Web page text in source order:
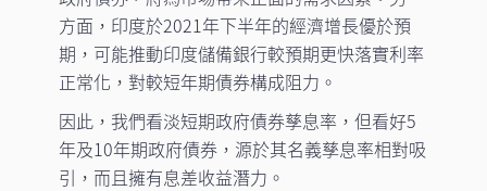
方面，印度於2021年下半年的經濟增長優於預
期，可能推動印度儲備銀行較預期更快落實利率
正常化，對較短年期債券構成阻力。
因此，我們看淡短期政府債券孳息率，但看好5
年及10年期政府債券，源於其名義孳息率相對吸
引，而且擁有息差收益潛力。